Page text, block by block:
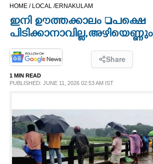
SPIRITUAL
INFO+
HOME / LOCAL /ERNAKULAM
ഇനി ഊത്തക്കാലം പക്ഷെ
പിടിക്കാനാവില്ല, അഴിയെണ്ണും
Share
1 MIN READ
PUBLISHED: JUNE 11, 2026 02:53 AM IST